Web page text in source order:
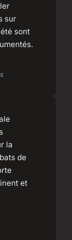
sur
sont
la
de
et